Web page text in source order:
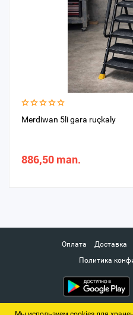
Merdiwan 5li gara ruçkaly
886,50 man.
Оплата Доставка
Политика